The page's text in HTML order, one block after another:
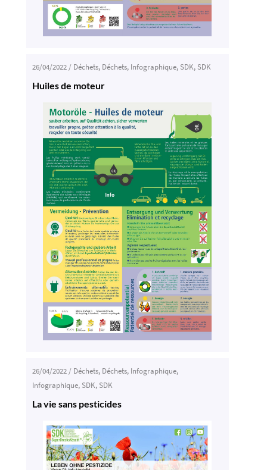
26/04/2022/ Déchets, Déchets, Infographique,SDK,SDK
Huiles de moteur
26/04/2022/ Déchets, Déchets, Infographique,
Infographique,SDK,SDK
La vie sans pesticides